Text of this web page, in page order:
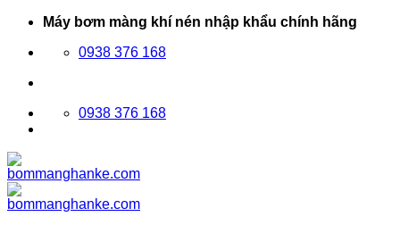
Máy bơm màng khí nén nhập khẩu chính hãng
0938 376 168
0938 376 168